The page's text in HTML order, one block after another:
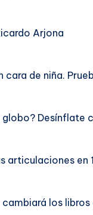
Arjona
cara de niña.
globo? Desínflate
articulaciones en
los